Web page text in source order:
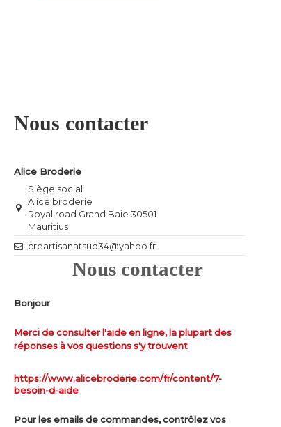
Nous contacter
Alice Broderie
Siège social
Alice broderie
Royal road Grand Baie 30501
Mauritius
creartisanatsud34@yahoo.fr
Nous contacter
Bonjour
Merci de consulter l'aide en ligne, la plupart des
réponses à vos questions s'y trouvent
https://www.alicebroderie.com/fr/content/7-
besoin-d-aide
Pour les emails de commandes, contrôlez vos